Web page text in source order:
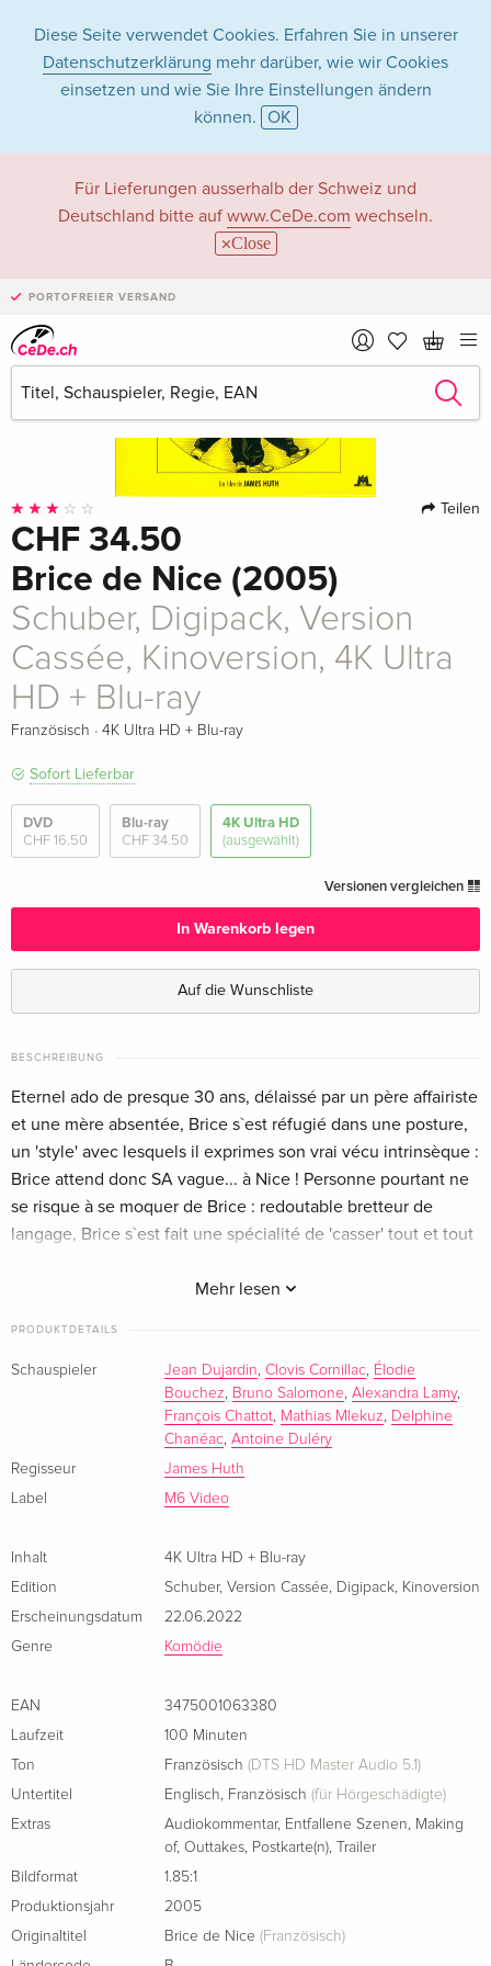
Diese Seite verwendet Cookies. Erfahren Sie in unserer
Datenschutzerklärung mehr darüber, wie wir Cookies
einsetzen und wie Sie Ihre Einstellungen ändern
können. OK
Für Lieferungen ausserhalb der Schweiz und
Deutschland bitte auf www.CeDe.com wechseln.
Close
PORTOFREIER VERSAND
Teilen
CHF 34.50
Brice de Nice (2005)
Schuber, Digipack, Version
Cassée, Kinoversion, 4K Ultra
HD + Blu-ray
Französisch · 4K Ultra HD + Blu-ray
Sofort Lieferbar
DVD
CHF 16.50
Blu-ray
CHF 34.50
4K Ultra HD
(ausgewählt)
Versionen vergleichen
In Warenkorb legen
Auf die Wunschliste
BESCHREIBUNG
Mehr lesen
Eternel ado de presque 30 ans, délaissé par un père affairiste
et une mère absentée, Brice s`est réfugié dans une posture,
un 'style' avec lesquels il exprimes son vrai vécu intrinsèque :
Brice attend donc SA vague... à Nice ! Personne pourtant ne
se risque à se moquer de Brice : redoutable bretteur de
langage, Brice s`est fait une spécialité de 'casser' tout et tout
fallait bien qu`un jour Brice soit rattrapé par la réalité...
Jean Dujardin a fait ses débuts sur le grand écran en avril
PRODUKTDETAILS
Schauspieler Jean Dujardin Clovis Cornillac
Élodie
Bouchez
Bruno Salomone Alexandra Lamy,
François Chattot
Mathias Mlekuz
Delphine
Chanéac Antoine Duléry
Regisseur
James Huth
Label
M6 Video
Inhalt
4K Ultra HD + Blu-ray
Edition
Schuber, Version Cassée Digipack
Kinoversion
Erscheinungsdatum
22.06.2022
Genre
Komödie
EAN
3475001063380
Laufzeit
100 Minuten
Ton
Französisch (DTS HD Master Audio 5.1)
Untertitel
Englisch Französisch (für Hörgeschädigte)
Extras
Audiokommentar, Entfallene Szenen
Making
of, Outtakes Postkarte(n) Trailer
Bildformat
1.85:1
Produktionsjahr
2005
Originaltitel
Brice de Nice (Französisch)